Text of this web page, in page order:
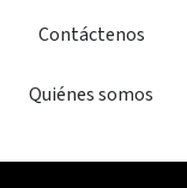
Contáctenos
Quiénes somos